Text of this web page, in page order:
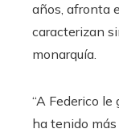
años, afronta
caracterizan
monarquía.
“A Federico
ha tenido